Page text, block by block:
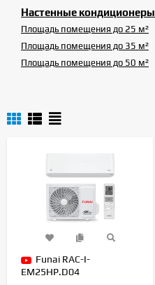
Настенные кондиционеры
Площадь помещения до 25 м²
Площадь помещения до 35 м²
Площадь помещения до 50 м²
Funai RAC-I-
EM25HP.D04